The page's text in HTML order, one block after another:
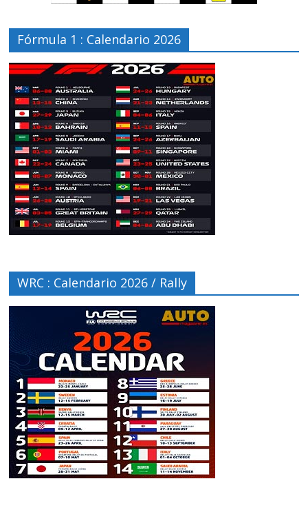
Fórmula 1 : Calendario 2026
WRC : Calendario 2026 / Rally